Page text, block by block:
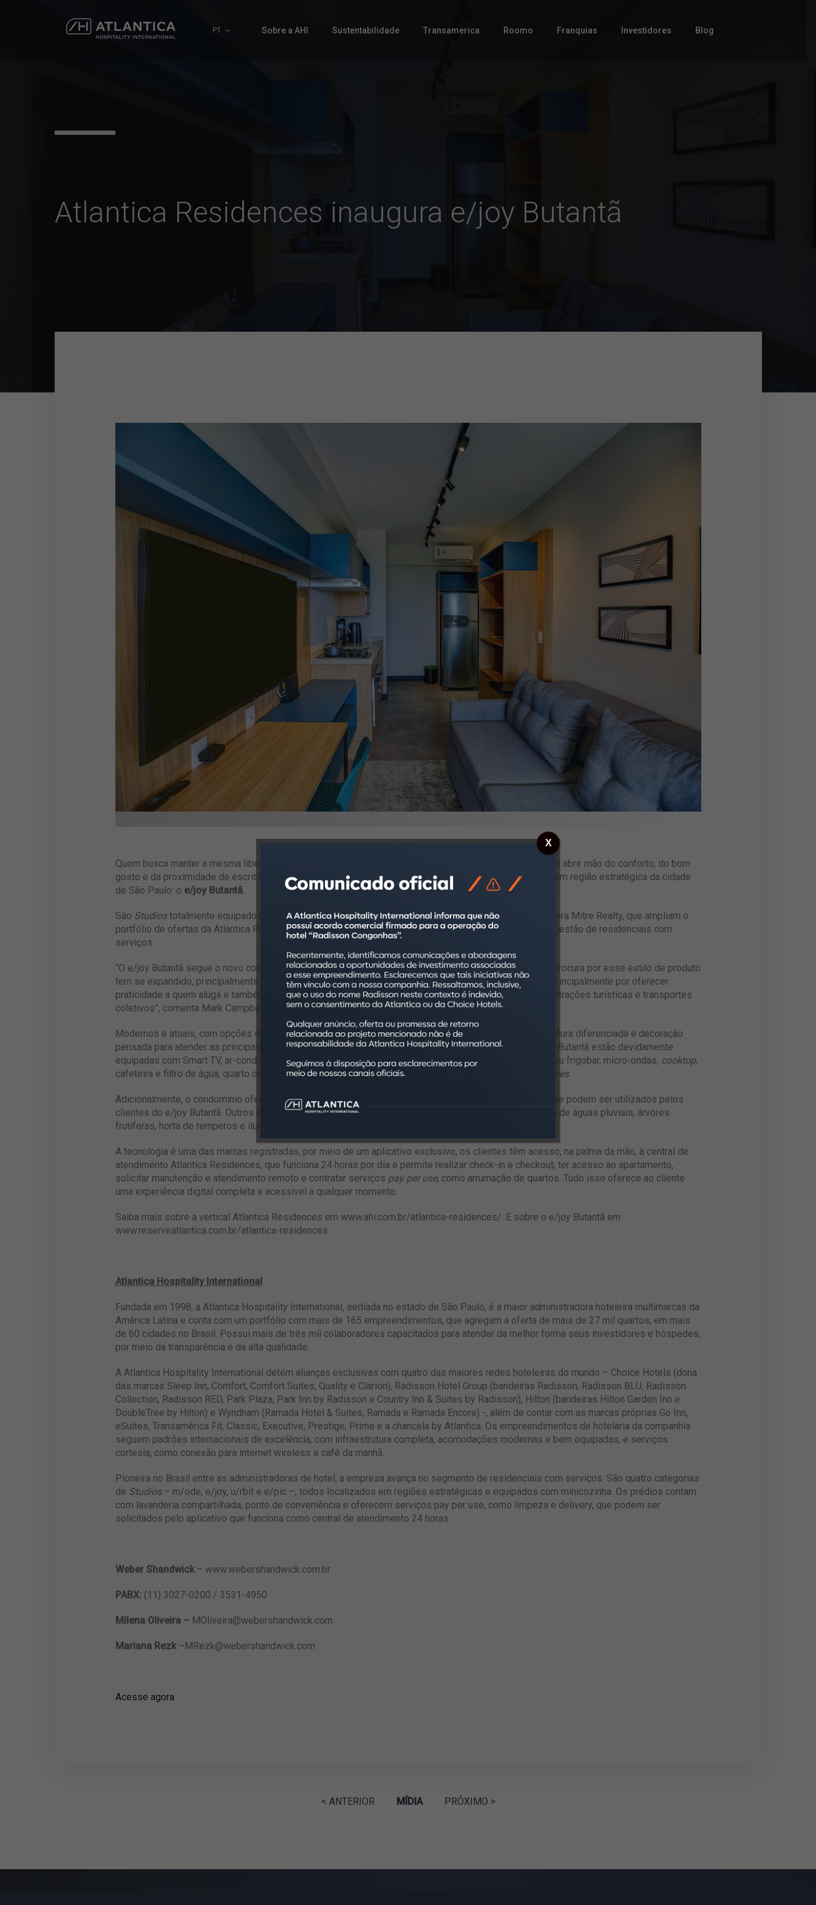
PT Sobre a AHI Sustentabilidade Transamerica Roomo Franquias Investidores Blog
Atlantica Residences inaugura e/joy Butantã
Quem busca manter a mesma liberdade que tem em casa quando se hospeda a negócios ou a lazer, sem abrir mão do conforto, do bom
gosto e da proximidade de escritórios e centros comerciais, acaba de ganhar mais uma opção de peso em região estratégica da cidade
de São Paulo: o e/joy Butantã.
São Studiostotalmente equipados, localizados dentro do condomínio Haus Mitre Butantã, da incorporadora Mitre Realty, que ampliam o
portfólio de ofertas da Atlantica Residences, vertical da Atlantica Hospitality International, que cuida da gestão de residenciais com
serviços.
“O e/joy Butantã segue o novo conceito de moradias para locações de curta, média ou longa duração. A procura por esse estilo de produto
tem se expandido, principalmente nos grandes centros urbanos, como é o caso da metrópole paulista, principalmente por oferecer
praticidade a quem aluga e também por estar localizado estrategicamente próximo a áreas comerciais, atrações turísticas e transportes
coletivos”, comenta Mark Campbell, Diretor Executivo de Operações da Atlantica.
Modernos e atuais, com opções de 1 e 2 dormitórios, osStudiosapresentam 25, 36 ou 63 m², infraestrutura diferenciada e decoração
pensada para atender as principais necessidades do dia a dia dos clientes. Todas as unidades do e/joy Butantã estão devidamente
equipadas com Smart TV, ar-condicionado e cofre digital, além de uma minicozinha, que inclui geladeira ou frigobar, micro-ondas, cooktop,
cafeteira e filtro de água, quarto com camaqueen-size, roupas de cama e banho e um conjunto de amenities.
Adicionalmente, o condomínio oferece lavanderia compartilhada, loja de conveniência e fitness center, que podem ser utilizados pelos
clientes do e/joy Butantã. Outros diferenciais são: área reservada para coleta seletiva, reaproveitamento de águas pluviais, árvores
frutíferas, horta de temperos e iluminação LED nas áreas comuns.
A tecnologia é uma das marcas registradas, por meio de um aplicativo exclusivo, os clientes têm acesso, na palma da mão, à central de
atendimento Atlantica Residences, que funciona 24 horas por dia e permite realizar check-in e checkout, ter acesso ao apartamento,
solicitar manutenção e atendimento remoto e contratar serviços pay per use, como arrumação de quartos. Tudo isso oferece ao cliente
uma experiência digital completa e acessível a qualquer momento.
Saiba mais sobre a vertical Atlantica Residences em www.ahi.com.br/atlantica-residences/. E sobre o e/joy Butantã em
www.reserveatlantica.com.br/atlantica-residences.
Atlantica Hospitality International
Fundada em 1998, a Atlantica Hospitality International, sediada no estado de São Paulo, é a maior administradora hoteleira multimarcas da
América Latina e conta com um portfólio com mais de 165 empreendimentos, que agregam a oferta de mais de 27 mil quartos, em mais
de 60 cidades no Brasil. Possui mais de três mil colaboradores capacitados para atender da melhor forma seus investidores e hóspedes,
por meio da transparência e da alta qualidade.
A Atlantica Hospitality International detém alianças exclusivas com quatro das maiores redes hoteleiras do mundo – Choice Hotels (dona
das marcas Sleep Inn, Comfort, Comfort Suites, Quality e Clarion), Radisson Hotel Group (bandeiras Radisson, Radisson BLU, Radisson
Collection, Radisson RED, Park Plaza, Park Inn by Radisson e Country Inn & Suites by Radisson), Hilton (bandeiras Hilton Garden Inn e
DoubleTree by Hilton) e Wyndham (Ramada Hotel & Suites, Ramada e Ramada Encore) -, além de contar com as marcas próprias Go Inn,
eSuites, Transamérica Fit, Classic, Executive, Prestige, Prime e a chancela by Atlantica. Os empreendimentos de hotelaria da companhia
seguem padrões internacionais de excelência, com infraestrutura completa, acomodações modernas e bem equipadas, e serviços
cortesia, como conexão para internet wireless e café da manhã.
Pioneira no Brasil entre as administradoras de hotel, a empresa avança no segmento de residenciais com serviços. São quatro categorias
de Studios– m/ode, e/joy, u/rbit e e/pic –, todos localizados em regiões estratégicas e equipados com minicozinha. Os prédios contam
com lavanderia compartilhada, ponto de conveniência e oferecem serviços pay per use, como limpeza e delivery, que podem ser
solicitados pelo aplicativo que funciona como central de atendimento 24 horas.
Weber Shandwick – www.webershandwick.com.br
PABX: (11) 3027-0200 / 3531-4950
Milena Oliveira – MOliveira@webershandwick.com
Mariana Rezk–MRezk@webershandwick.com
Acesse agora
< ANTERIOR MÍDIA PRÓXIMO >
X